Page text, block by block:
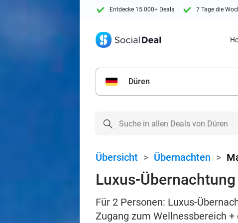
Entdecke 15.000+ Deals 7 Tage die
Düren
Übersicht > Übernachten >
Luxus-
Für 2 Personen: Luxus-
Zugang zum Wellnessbereich